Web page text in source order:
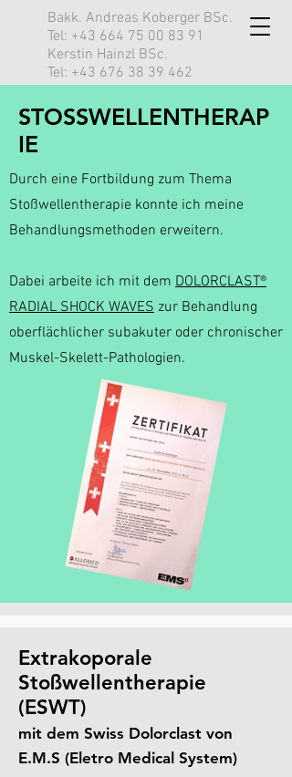
Bakk. Andreas Koberger BSc.
Tel: +43 664 75 00 83 91
Kerstin Hainzl BSc.
Tel: +43 676 38 39 462
STOSSWELLENTHERAP
IE
Durch eine Fortbildung zum Thema
Stoßwellentherapie konnte ich meine
Behandlungsmethoden erweitern.
Dabei arbeite ich mit dem DOLORCLAST®
RADIAL SHOCK WAVES zur Behandlung
oberflächlicher subakuter oder chronischer
Muskel-Skelett-Pathologien.
Extrakoporale
Stoßwellentherapie
(ESWT)
mit dem Swiss Dolorclast von
E.M.S (Eletro Medical System)